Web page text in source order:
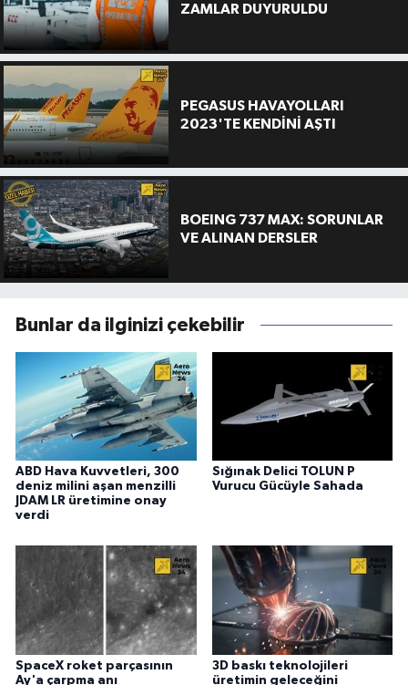
ZAMLAR DUYURULDU
PEGASUS HAVAYOLLARI
2023'TE KENDİNİ AŞTI
BOEING 737 MAX: SORUNLAR
VE ALINAN DERSLER
Bunlar da ilginizi çekebilir
ABD Hava Kuvvetleri, 300
deniz milini aşan menzilli
JDAM LR üretimine onay
verdi
Sığınak Delici TOLUN P
Vurucu Gücüyle Sahada
SpaceX roket parçasının
Ay'a çarpma anı
3D baskı teknolojileri
üretimin geleceğini